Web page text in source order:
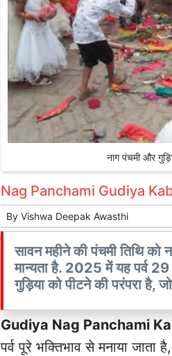
नाग पंचमी और
Nag Panchami Gudiya
By Vishwa Deepak Awasthi
सावन महीने की पंचमी तिथि को
मान्यता है. 2025 में यह पर्व
गुड़िया को पीटने की परंपरा है,
Gudiya Nag Panchami
पर्व पूरे भक्तिभाव से मनाया जाता